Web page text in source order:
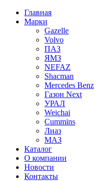
Главная
Марки
Gazelle
Volvo
ПАЗ
ЯМЗ
NEFAZ
Shacman
Mercedes Benz
Газон Next
УРАЛ
Weichai
Cummins
Лиаз
МАЗ
Каталог
О компании
Новости
Контакты